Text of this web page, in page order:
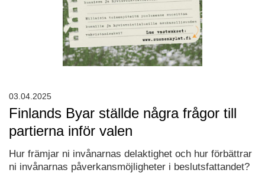
Finlands Byar ställde några frågor till
partierna inför valen
Hur främjar ni invånarnas delaktighet och hur förbättrar
ni invånarnas påverkansmöjligheter i beslutsfattandet?
03.04.2025